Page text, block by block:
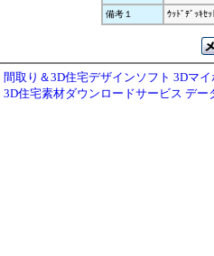
備考１
ｳｯﾄﾞﾃﾞｯｷｾｯ
間取り＆3D住宅デザインソフト 3Dマ
3D住宅素材ダウンロードサービス デー